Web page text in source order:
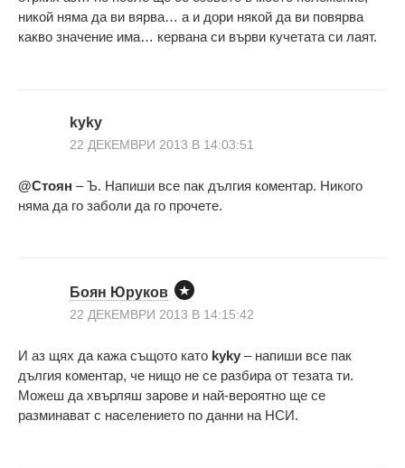
никой няма да ви вярва… а и дори някой да ви повярва
какво значение има… кервана си върви кучетата си лаят.
kyky
22 ДЕКЕМВРИ 2013 В 14:03:51
@Стоян – Ъ. Напиши все пак дългия коментар. Никого
няма да го заболи да го прочете.
Боян Юруков
22 ДЕКЕМВРИ 2013 В 14:15:42
И аз щях да кажа същото като kyky – напиши все пак
дългия коментар, че нищо не се разбира от тезата ти.
Можеш да хвърляш зарове и най-вероятно ще се
разминават с населението по данни на НСИ.